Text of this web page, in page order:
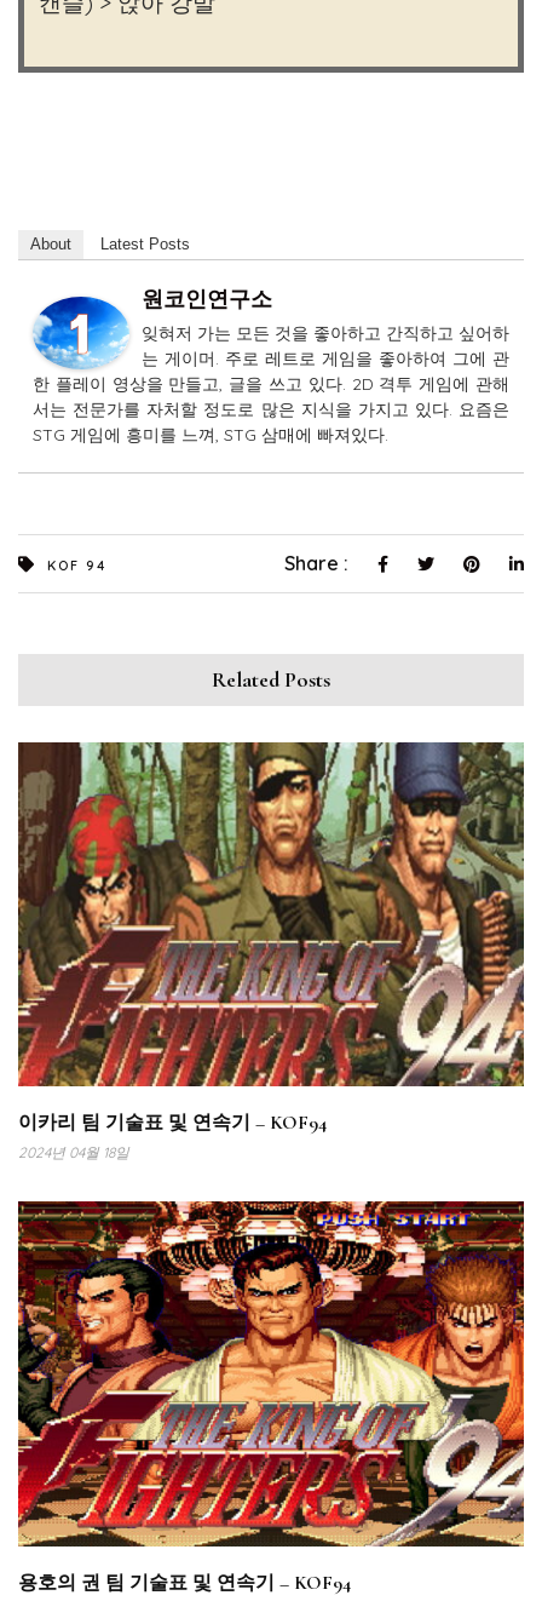
About Latest Posts
원코인연구소
잊혀저 가는 모든 것을 좋아하고 간직하고 싶어하
는 게이머. 주로 레트로 게임을 좋아하여 그에 관
한 플레이 영상을 만들고, 글을 쓰고 있다. 2D 격투 게임에 관해
서는 전문가를 자처할 정도로 많은 지식을 가지고 있다. 요즘은
STG 게임에 흥미를 느껴, STG 삼매에 빠져있다.
KOF 94 Share :
Related Posts
이카리 팀 기술표 및 연속기 – KOF94
2024년 04월 18일
용호의 권 팀 기술표 및 연속기 – KOF94